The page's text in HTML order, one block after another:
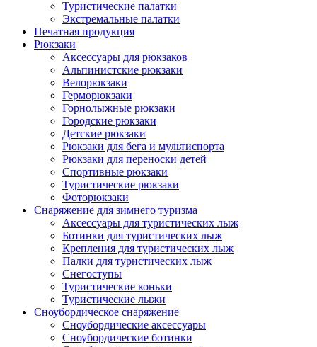
Туристические палатки
Экстремальные палатки
Печатная продукция
Рюкзаки
Аксессуары для рюкзаков
Альпинистские рюкзаки
Велорюкзаки
Герморюкзаки
Горнолыжные рюкзаки
Городские рюкзаки
Детские рюкзаки
Рюкзаки для бега и мультиспорта
Рюкзаки для переноски детей
Спортивные рюкзаки
Туристические рюкзаки
Фоторюкзаки
Снаряжение для зимнего туризма
Аксессуары для туристических лыж
Ботинки для туристических лыж
Крепления для туристических лыж
Палки для туристических лыж
Снегоступы
Туристические коньки
Туристические лыжи
Сноубордическое снаряжение
Сноубордические аксессуары
Сноубордические ботинки